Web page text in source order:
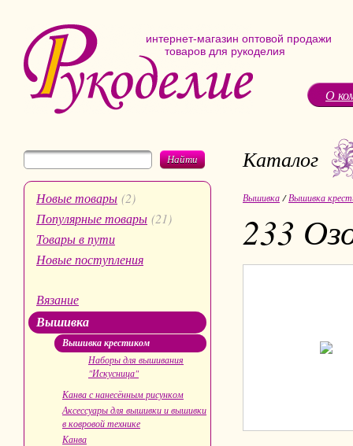
интернет-магазин оптовой продажи
товаров для рукоделия
О
Найти
Новые товары (2)
Популярные товары (21)
Товары в пути
Новые поступления
Вязание
Вышивка
Вышивка крестиком
Наборы для вышивания
"Искусница"
Канва с нанесённым рисунком
Аксессуары для вышивки и вышивки
в ковровой технике
Канва
Каталог
Вышивка /Вышивка
233